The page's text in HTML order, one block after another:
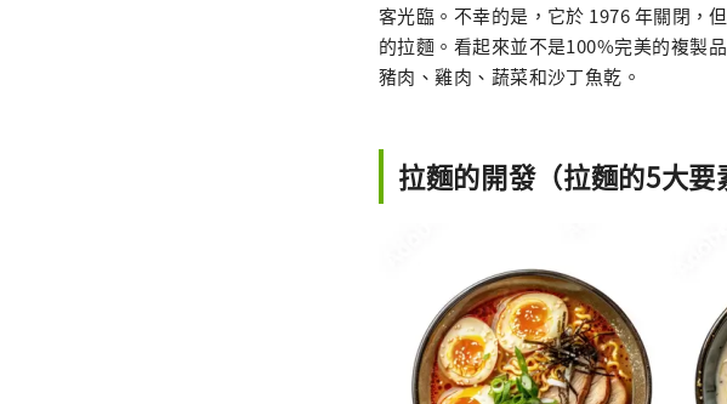
客光臨。不幸的是，它於 1976 年關閉，
的拉麵。看起來並不是100%完美的複製
豬肉、雞肉、蔬菜和沙丁魚乾。
拉麵的開發（拉麵的5大要